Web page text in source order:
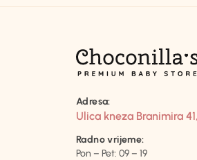
Adresa:
Ulica kneza Branimira
Radno vrijeme:
Pon – Pet: 09 – 19